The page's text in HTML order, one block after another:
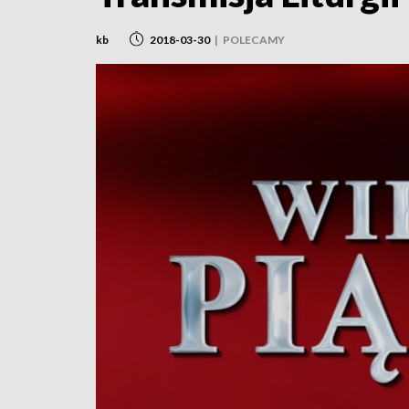
kb 2018-03-30 | POLECAMY